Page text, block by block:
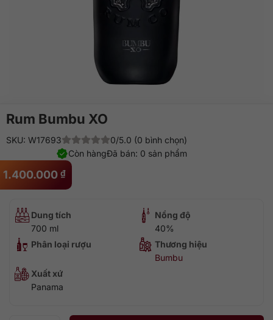
Rum Bumbu XO
1.400.000 ₫
SKU: W17693
0/5.0 (0 bình chọn)
Đã bán: 0 sản phẩm
Còn hàng
Dung tích
700 ml
Nồng độ
40%
Phân loại rượu
Thương hiệu
Bumbu
Xuất xứ
Panama